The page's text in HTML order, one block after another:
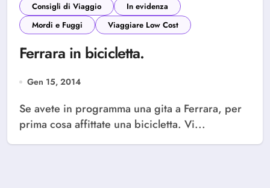
Consigli di Viaggio
In evidenza
Mordi e Fuggi
Viaggiare Low Cost
Ferrara in bicicletta.
Gen 15, 2014
Se avete in programma una gita a Ferrara, per
prima cosa affittate una bicicletta. Vi...